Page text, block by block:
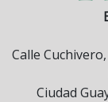
Calle
Ciudad